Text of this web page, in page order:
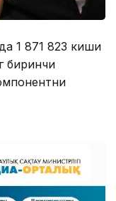
1 871 823 киши
биринчи